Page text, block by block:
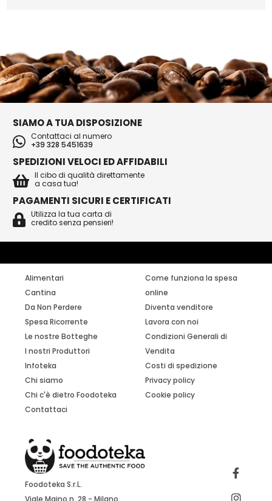
SIAMO A TUA DISPOSIZIONE
Contattaci al numero
+39 328 5451639
SPEDIZIONI VELOCI ED AFFIDABILI
Il cibo di qualità direttamente
a casa tua!
PAGAMENTI SICURI E CERTIFICATI
Utilizza la tua carta di
credito senza pensieri!
Alimentari
Cantina
Da Non Perdere
Spesa Ricorrente
Le nostre Botteghe
I nostri Produttori
Infoteka
Chi siamo
Chi c'è dietro Foodoteka
Contattaci
Come funziona la spesa
online
Diventa venditore
Lavora con noi
Condizioni Generali di
Vendita
Costi di spedizione
Privacy policy
Cookie policy
Foodoteka S.r.L.
Viale Majno n. 28 - Milano